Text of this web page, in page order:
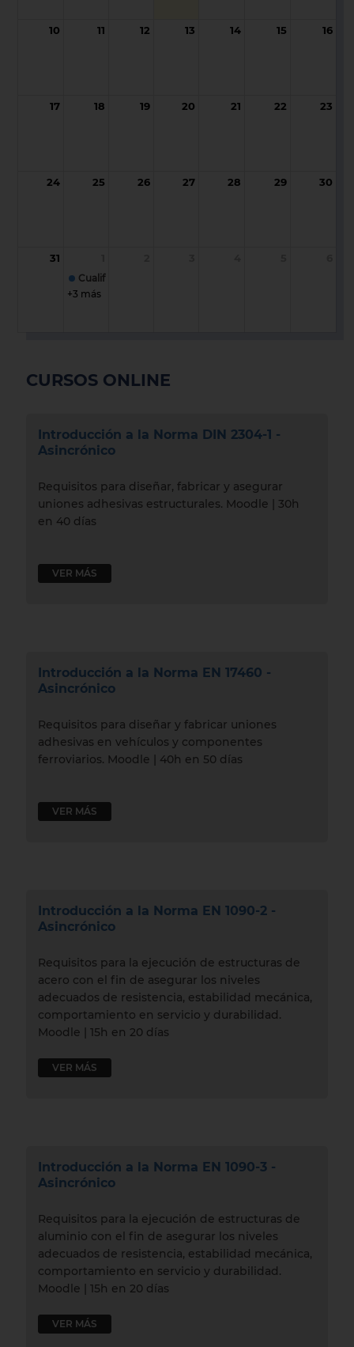
10 11 12 13 14 15 16
17 18 19 20 21 22 23
24 25 26 27 28 29 30
31
Cualificación de soldadores/as por fusión de aceros segun
+3 más
CURSOS ONLINE
Introducción a la Norma DIN 2304-1 -
Asincrónico
Requisitos para diseñar, fabricar y asegurar
uniones adhesivas estructurales. Moodle | 30h
en 40 días
VER MÁS
Introducción a la Norma EN 17460 -
Asincrónico
Requisitos para diseñar y fabricar uniones
adhesivas en vehículos y componentes
ferroviarios. Moodle | 40h en 50 días
VER MÁS
Introducción a la Norma EN 1090-2 -
Asincrónico
Requisitos para la ejecución de estructuras de
acero con el fin de asegurar los niveles
adecuados de resistencia, estabilidad mecánica,
comportamiento en servicio y durabilidad.
Moodle | 15h en 20 días
VER MÁS
Introducción a la Norma EN 1090-3 -
Asincrónico
Requisitos para la ejecución de estructuras de
aluminio con el fin de asegurar los niveles
adecuados de resistencia, estabilidad mecánica,
comportamiento en servicio y durabilidad.
Moodle | 15h en 20 días
VER MÁS